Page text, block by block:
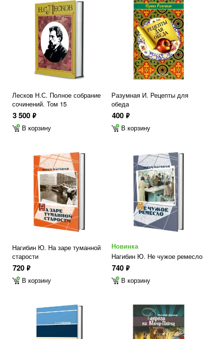
Лесков Н.С. Полное собрание
сочинений. Том 15
3 500 ф
В корзину
Разумная И. Рецепты для
обеда
400 ф
В корзину
Нагибин Ю. На заре туманной
старости
720 ф
В корзину
Новинка
Нагибин Ю. Не чужое ремесло
740 ф
В корзину